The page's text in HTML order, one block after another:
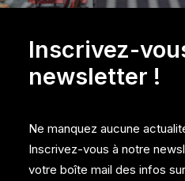
Inscrivez-
newsletter !
Ne manquez aucune
Inscrivez-vous à notre
votre boîte mail des infos